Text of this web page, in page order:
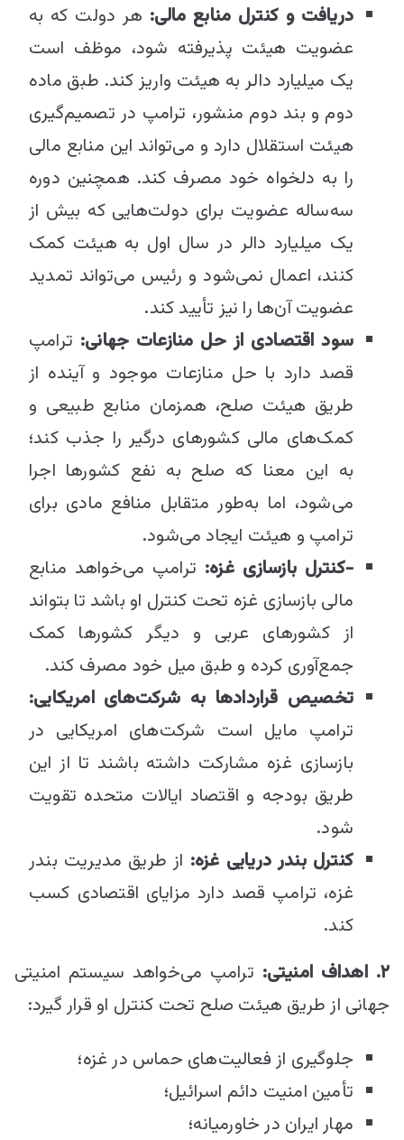
دریافت و کنترل منابع مالی: هر دولت که به
عضویت هیئت پذیرفته شود، موظف است
یک میلیارد دالر به هیئت واریز کند. طبق ماده
دوم و بند دوم منشور، ترامپ در تصمیم‌گیری
هیئت استقلال دارد و می‌تواند این منابع مالی
را به دلخواه خود مصرف کند. همچنین دوره
سه‌ساله عضویت برای دولت‌هایی که بیش از
یک میلیارد دالر در سال اول به هیئت کمک
کنند، اعمال نمی‌شود و رئیس می‌تواند تمدید
عضویت آن‌ها را نیز تأیید کند.
سود اقتصادی از حل منازعات جهانی: ترامپ
قصد دارد با حل منازعات موجود و آینده از
طریق هیئت صلح، همزمان منابع طبیعی و
کمک‌های مالی کشورهای درگیر را جذب کند؛
به این معنا که صلح به نفع کشورها اجرا
می‌شود، اما به‌طور متقابل منافع مادی برای
ترامپ و هیئت ایجاد می‌شود.
-کنترل بازسازی غزه: ترامپ می‌خواهد منابع
مالی بازسازی غزه تحت کنترل او باشد تا بتواند
از کشورهای عربی و دیگر کشورها کمک
جمع‌آوری کرده و طبق میل خود مصرف کند.
تخصیص قراردادها به شرکت‌های امریکایی:
ترامپ مایل است شرکت‌های امریکایی در
بازسازی غزه مشارکت داشته باشند تا از این
طریق بودجه و اقتصاد ایالات متحده تقویت
شود.
کنترل بندر دریایی غزه: از طریق مدیریت بندر
غزه، ترامپ قصد دارد مزایای اقتصادی کسب
کند.
۲. اهداف امنیتی: ترامپ می‌خواهد سیستم امنیتی
جهانی از طریق هیئت صلح تحت کنترل او قرار گیرد:
جلوگیری از فعالیت‌های حماس در غزه؛
تأمین امنیت دائم اسرائیل؛
مهار ایران در خاورمیانه؛